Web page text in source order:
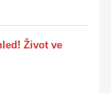
Život ve